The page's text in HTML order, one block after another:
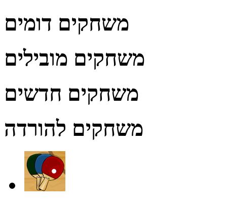
משחקים דומים
משחקים מובילים
משחקים חדשים
משחקים להורדה